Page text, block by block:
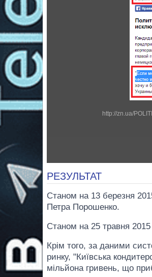
http://zn.ua/
РЕЗУЛЬТАТ
Станом на 13 березня
Петра Порошенко.
Станом на 25 травня 2015
Крім того, за даними
ринку, "Київська
мільйона гривень, що